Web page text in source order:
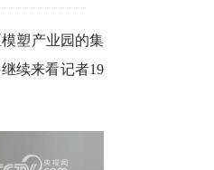
塑产业园的集
续来看记者19